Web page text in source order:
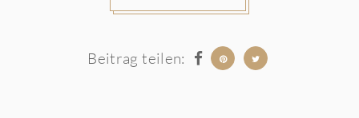
Beitrag teilen: